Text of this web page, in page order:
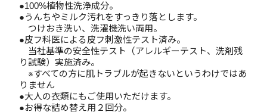
●100%植物性洗浄成分。
●うんちやミルク汚れをすっきり落とします。
つけおき洗い、洗濯機洗い両用。
●皮フ科医による皮フ刺激性テスト済み。
当社基準の安全性テスト（アレルギーテスト、洗剤残
り試験）実施済み。
※すべての方に肌トラブルが起きないというわけではあ
りません
●大人の衣類にもご使用いただけます。
●お得な詰め替え用２回分。